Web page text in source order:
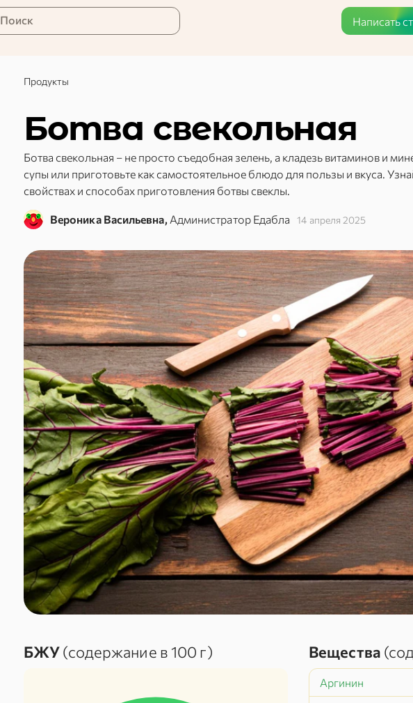
Поиск Написать
Продукты
Ботва свекольная
Ботва свекольная – не просто съедобная зелень, а кладезь витаминов и
супы или приготовьте как самостоятельное блюдо для пользы и вкуса.
свойствах и способах приготовления ботвы свеклы.
Вероника Васильевна, Администратор Едабла 14 апреля 2025
БЖУ(содержание в 100 г) Вещества
Аргинин